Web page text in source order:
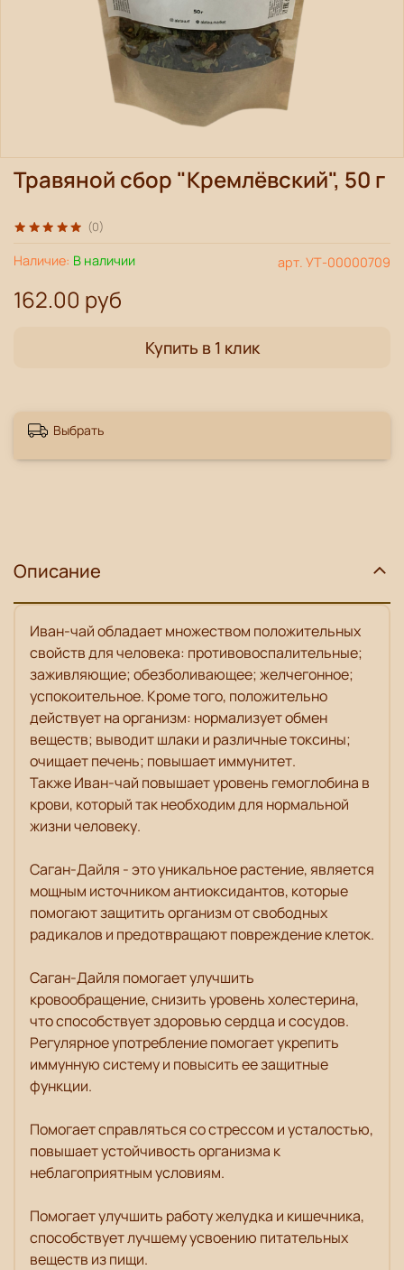
(0)
арт. УТ-00000709
Наличие: В наличии
Травяной сбор "Кремлёвский", 50 г
162.00 руб
Купить в 1 клик
Выбрать
Описание
Иван-чай обладает множеством положительных
свойств для человека: противовоспалительные;
заживляющие; обезболивающее; желчегонное;
успокоительное. Кроме того, положительно
действует на организм: нормализует обмен
веществ; выводит шлаки и различные токсины;
очищает печень; повышает иммунитет.
ТакжеИван-чай повышает уровень гемоглобина в
крови, который так необходим для нормальной
жизни человеку.
Саган-Дайля - это уникальное растение, является
мощным источником антиоксидантов, которые
помогают защитить организм от свободных
радикалов и предотвращают повреждение клеток.
Саган-Дайля помогает улучшить
кровообращение, снизить уровень холестерина,
что способствует здоровью сердца и сосудов.
Регулярное употребление помогает укрепить
иммунную систему и повысить ее защитные
функции.
Помогает справляться со стрессом и усталостью,
повышает устойчивость организма к
неблагоприятным условиям.
Помогает улучшить работу желудка и кишечника,
способствует лучшему усвоению питательных
веществ из пищи.